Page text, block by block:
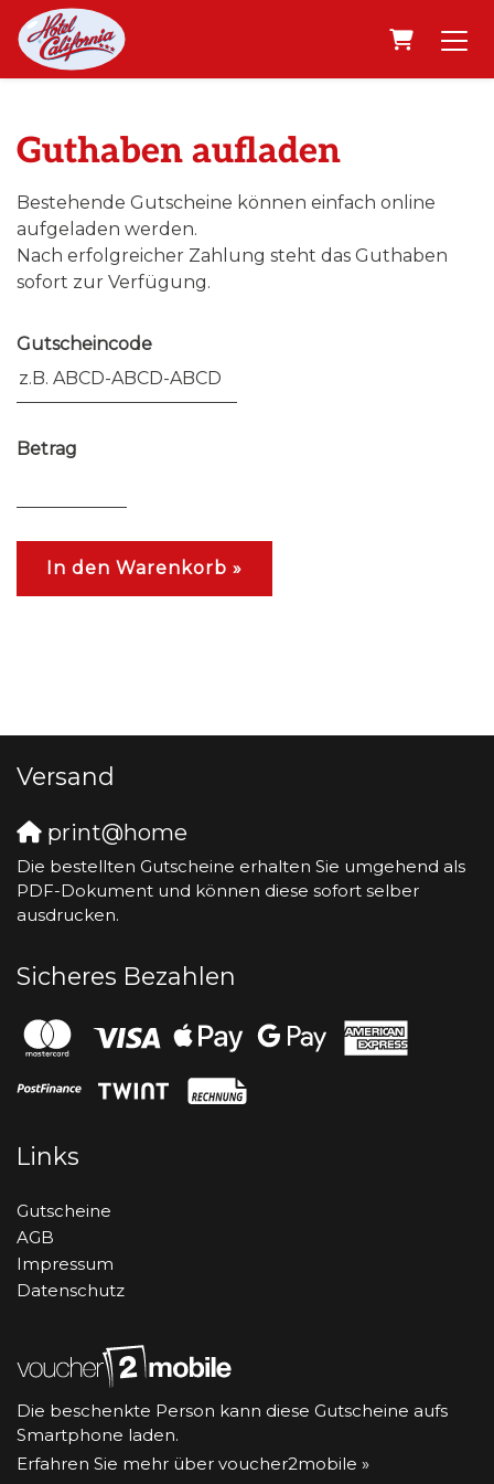
Guthaben aufladen
Bestehende Gutscheine können einfach online
aufgeladen werden.
Nach erfolgreicher Zahlung steht das Guthaben
sofort zur Verfügung.
Gutscheincode
Betrag
In den Warenkorb »
Versand
print@home
Die bestellten Gutscheine erhalten Sie umgehend als
PDF-Dokument und können diese sofort selber
ausdrucken.
Sicheres Bezahlen
Links
Gutscheine
AGB
Impressum
Datenschutz
Die beschenkte Person kann diese Gutscheine aufs
Smartphone laden.
Erfahren Sie mehr über voucher2mobile »